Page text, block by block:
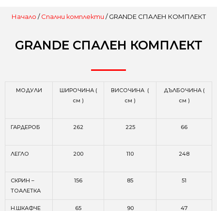
Начало /Спални комплекти / GRANDE СПАЛЕН КОМПЛЕКТ
GRANDE СПАЛЕН КОМПЛЕКТ
МОДУЛИ
ШИРОЧИНА (
см )
ВИСОЧИНА (
см )
ДЪЛБОЧИНА (
см )
ГАРДЕРОБ 262 225 66
ЛЕГЛО 200 110 248
СКРИН –
ТОАЛЕТКА
156 85 51
Н.ШКАФЧЕ 65 90 47